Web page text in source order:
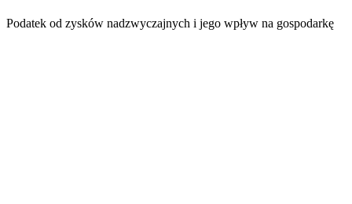
Podatek od zysków nadzwyczajnych i jego wpływ na gospodarkę